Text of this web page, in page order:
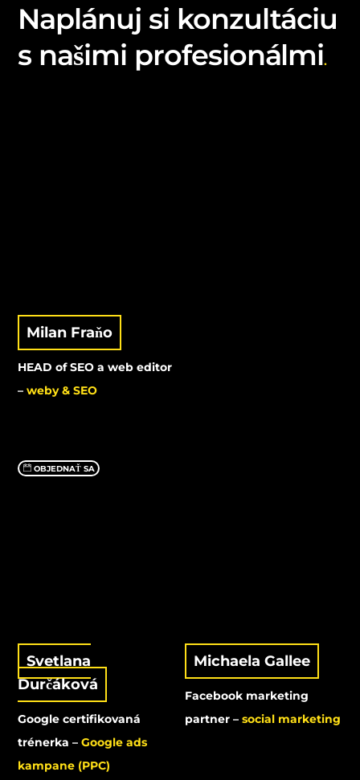
Naplánuj si konzultáciu
s našimi profesionálmi.
Michaela Gallee
Facebook marketing
partner –social marketing
Milan Fraňo
HEAD of SEO a web editor
–weby & SEO
OBJEDNAŤ SA
Svetlana
Durčáková
Google certifikovaná
trénerka –Google ads
kampane (PPC)